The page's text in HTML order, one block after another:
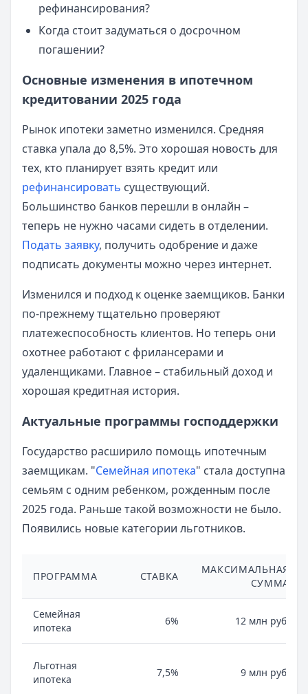
рефинансирования?
Когда стоит задуматься о досрочном
погашении?
Основные изменения в ипотечном
кредитовании 2025 года
Рынок ипотеки заметно изменился. Средняя
ставка упала до 8,5%. Это хорошая новость для
тех, кто планирует взять кредит или
рефинансировать существующий.
Большинство банков перешли в онлайн –
теперь не нужно часами сидеть в отделении.
Подать заявку, получить одобрение и даже
подписать документы можно через интернет.
Изменился и подход к оценке заемщиков. Банки
по-прежнему тщательно проверяют
платежеспособность клиентов. Но теперь они
охотнее работают с фрилансерами и
удаленщиками. Главное – стабильный доход и
хорошая кредитная история.
Актуальные программы господдержки
Государство расширило помощь ипотечным
заемщикам. "Семейная ипотека" стала доступна
семьям с одним ребенком, рожденным после
2025 года. Раньше такой возможности не было.
Появились новые категории льготников.
ПРОГРАММА СТАВКА
МАКСИМАЛЬНАЯ
СУММА
Семейная
ипотека
6% 12 млн руб.
Льготная
ипотека
7,5% 9 млн руб.